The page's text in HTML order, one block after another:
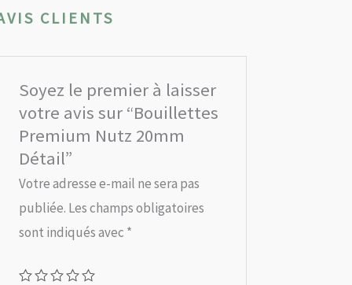
CLIENTS
Soyez le premier à laisser
votre avis sur “Bouillettes
Premium Nutz 20mm
Détail”
Votre adresse e-mail ne sera pas
publiée. Les champs obligatoires
sont indiqués avec *